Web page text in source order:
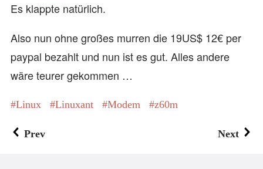
Es klappte natürlich.
Also nun ohne großes murren die 19US$ 12€ per
paypal bezahlt und nun ist es gut. Alles andere
wäre teurer gekommen …
Linux Linuxant Modem z60m
Prev Next